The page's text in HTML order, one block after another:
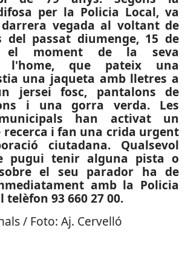
per la Policia Local, va
vegada al voltant de
del passat diumenge, 15 de
el moment de la seva
l'home, que pateix una
una jaqueta amb lletres a
jersei fosc, pantalons de
i una gorra verda. Les
han activat un
i fan una crida urgent
ciutadana. Qualsevol
pugui tenir alguna pista o
el seu parador ha de
amb la Policia
telèfon 93 660 27 00.
/ Foto: Aj. Cervelló